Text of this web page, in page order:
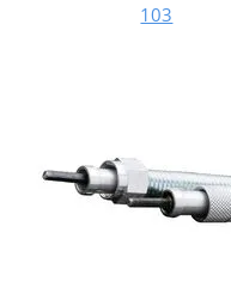
103